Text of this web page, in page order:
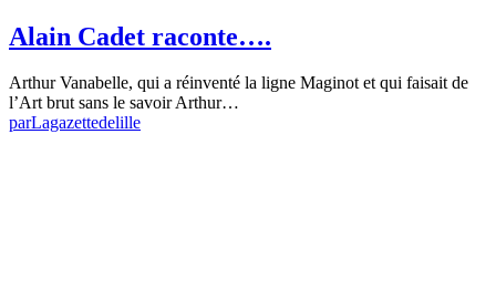
Alain Cadet raconte….
Arthur Vanabelle, qui a réinventé la ligne Maginot et qui faisait de
l’Art brut sans le savoir Arthur…
parLagazettedelille